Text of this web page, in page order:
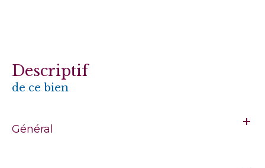
descriptif
de ce bien
Général